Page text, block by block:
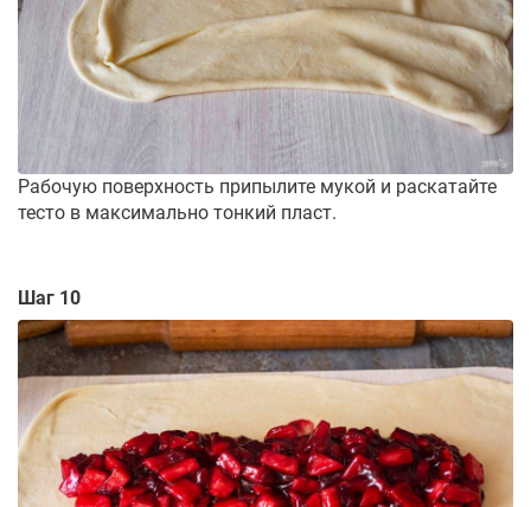
Рабочую поверхность припылите мукой и раскатайте
тесто в максимально тонкий пласт.
Шаг 10